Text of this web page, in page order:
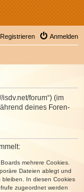
Anmelden
Registrieren
isdv.net/forum“) (im
deines Foren-
mehrere Cookies.
Dateien ablegt und
In diesen Cookies
zugeordnet werden